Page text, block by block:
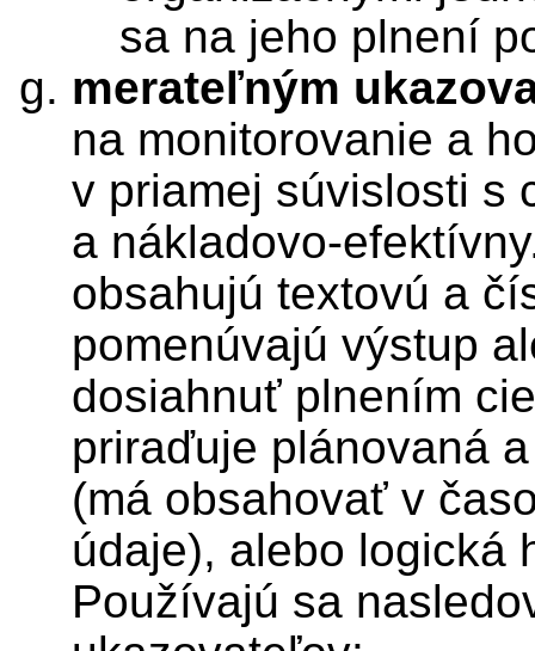
sa na jeho plnení
merateľným
na monitorovanie a
v priamej súvislosti s
a nákladovo-
obsahujú textovú a
pomenúvajú výstup
dosiahnuť plnením
priraďuje plánovaná
(má obsahovať v
údaje), alebo logická
Používajú sa